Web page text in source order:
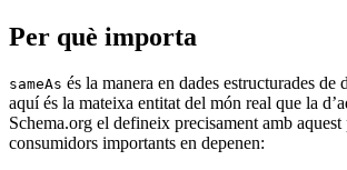
Per què importa
sameAs és la manera en dades estructurades de
aquí és la mateixa entitat del món real que la
Schema.org el defineix precisament amb
consumidors importants en depenen: